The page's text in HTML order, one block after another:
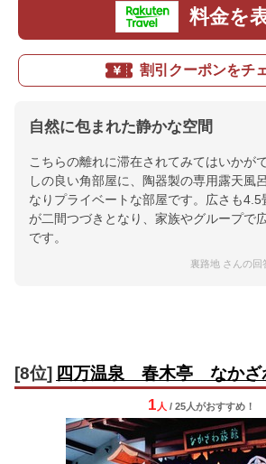
料金を
割引クーポンをチ
自然に包まれた静かな空間
こちらの離れに滞在されてみてはいかが
しの良い角部屋に、陶器製の専用露天風
なりプライベートな部屋です。広さも
が二間つづきとなり、家族やグループで
です。
裏路地 さんの回
[8位] 四万温泉 春木亭 なかざ
1 人 / 25人がおすすめ！